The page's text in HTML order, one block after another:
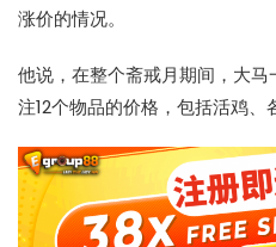
涨价的情况。
他说，在整个斋戒月期间，大
注12个物品的价格，包括活鸡、